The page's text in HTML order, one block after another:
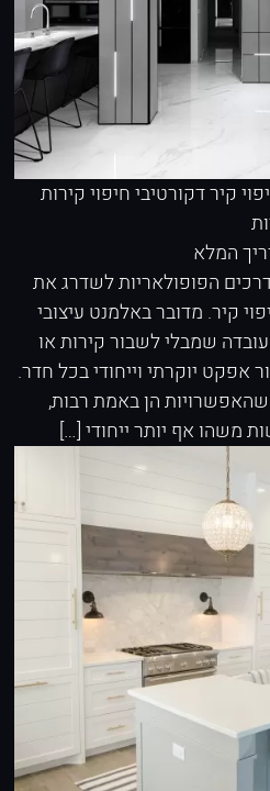
קיר דקורטיביחיפוי קירות
המלא
הפופולאריות לשדרג את
קיר. מדובר באלמנט עיצובי
שמבלי לשבור קירות או
אפקט יוקרתי וייחודי בכל חדר.
הן באמת רבות,
משהו אף יותר ייחודי […]